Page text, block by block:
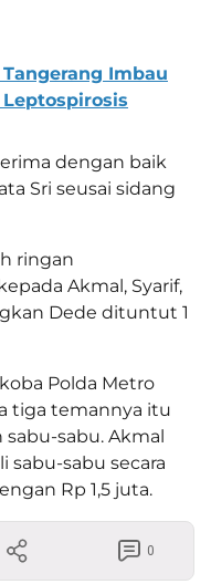
Imbau
dengan baik
Sri seusai sidang
ringan
Akmal, Syarif,
Dede dituntut 1
Polda Metro
tiga temannya itu
sabu. Akmal
sabu secara
Rp 1,5 juta.
0